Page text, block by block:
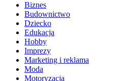
Biznes
Budownictwo
Dziecko
Edukacja
Hobby
Imprezy
Marketing i reklama
Moda
Motoryzacja